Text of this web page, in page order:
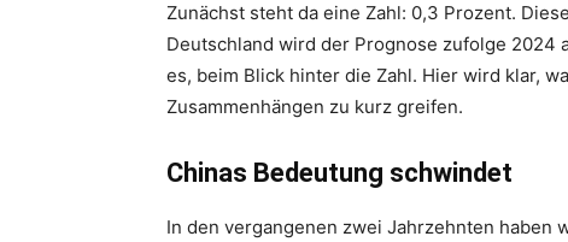
Zunächst steht da eine Zahl: 0,3 Prozent.
Deutschland wird der Prognose zufolge 2024
es, beim Blick hinter die Zahl. Hier wird klar,
Zusammenhängen zu kurz greifen.
Chinas Bedeutung schwindet
In den vergangenen zwei Jahrzehnten haben